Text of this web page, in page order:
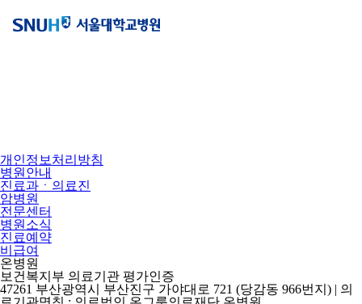
개인정보처리방침
병원안내
진료과ㆍ의료진
암병원
전문센터
병원소식
진료예약
비급여
온병원
보건복지부 의료기관 평가인증
47261 부산광역시 부산진구 가야대로 721 (당감동 966번지) | 의